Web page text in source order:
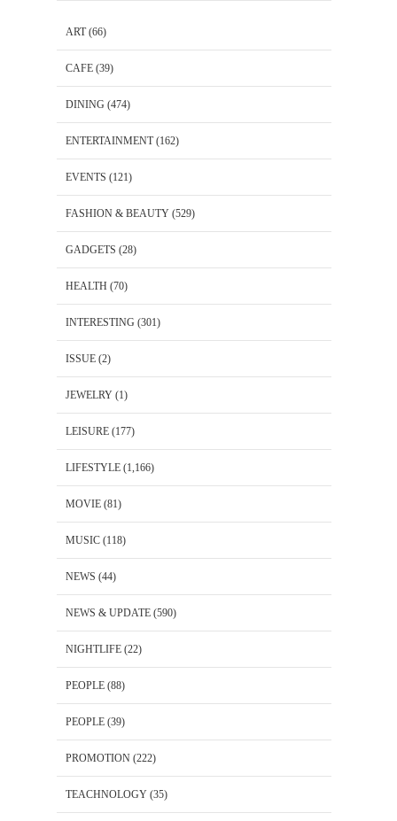
ART(66)
CAFE (39)
DINING (474)
ENTERTAINMENT(162)
EVENTS (121)
FASHION & BEAUTY (529)
GADGETS (28)
HEALTH (70)
INTERESTING (301)
ISSUE (2)
JEWELRY (1)
LEISURE (177)
LIFESTYLE (1,166)
MOVIE (81)
MUSIC (118)
NEWS (44)
NEWS & UPDATE (590)
NIGHTLIFE (22)
PEOPLE (88)
PEOPLE (39)
PROMOTION (222)
TEACHNOLOGY (35)